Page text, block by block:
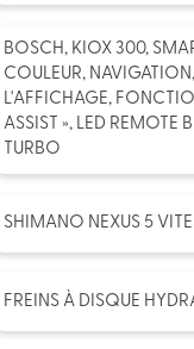
BOSCH, KIOX 300,
COULEUR,
L'AFFICHAGE,
ASSIST », LED REMOTE
TURBO
SHIMANO NEXUS 5
FREINS À DISQUE